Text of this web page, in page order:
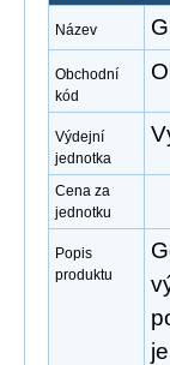
Název
Obchodní
kód
Výdejní
jednotka
Cena za
jednotku
Popis
produktu